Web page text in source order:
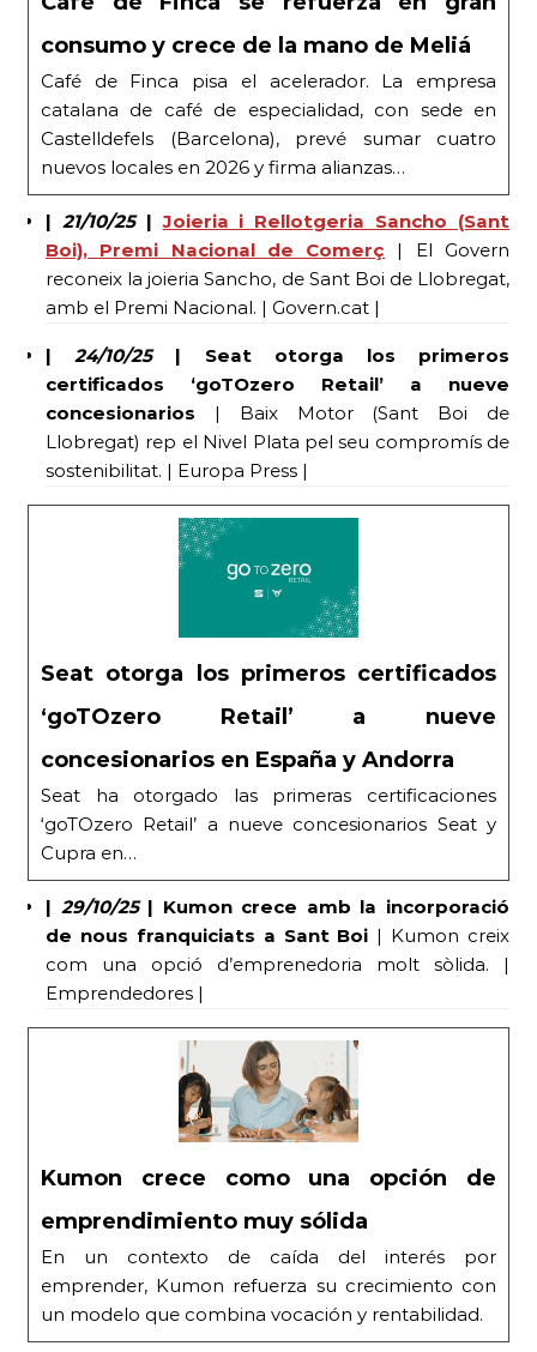
consumo y crece de la mano de Meliá
Café de Finca pisa el acelerador. La empresa
catalana de café de especialidad, con sede en
Castelldefels (Barcelona), prevé sumar cuatro
nuevos locales en 2026 y firma alianzas…
| 21/10/25| Joieria i Rellotgeria Sancho (Sant
Boi), Premi Nacional de Comerç | El Govern
reconeix la joieria Sancho, de Sant Boi de Llobregat,
amb el Premi Nacional. | Govern.cat |
|24/10/25| Seat otorga los primeros
certificados ‘goTOzero Retail’ a nueve
concesionarios | Baix Motor (Sant Boi de
Llobregat) rep el Nivel Plata pel seu compromís de
sostenibilitat. | Europa Press |
Seat otorga los primeros certificados
‘goTOzero Retail’ a nueve
concesionarios en España y Andorra
Seat ha otorgado las primeras certificaciones
‘goTOzero Retail’ a nueve concesionarios Seat y
Cupra en…
| 29/10/25| Kumon crece amb la incorporació
de nous franquiciats a Sant Boi | Kumon creix
com una opció d’emprenedoria molt sòlida. |
Emprendedores |
Kumon crece como una opción de
emprendimiento muy sólida
En un contexto de caída del interés por
emprender, Kumon refuerza su crecimiento con
un modelo que combina vocación y rentabilidad.